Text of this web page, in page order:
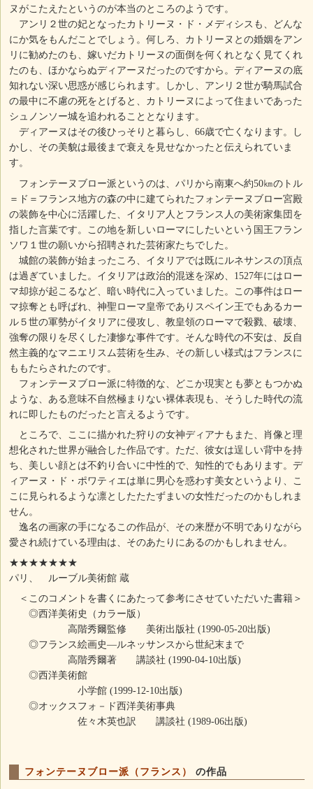
ヌがこたえたというのが本当のところのようです。
アンリ２世の妃となったカトリーヌ・ド・メディシスも、どんな
にか気をもんだことでしょう。何しろ、カトリーヌとの婚姻をアン
リに勧めたのも、嫁いだカトリーヌの面倒を何くれとなく見てくれ
たのも、ほかならぬディアーヌだったのですから。ディアーヌの底
知れない深い思惑が感じられます。しかし、アンリ２世が騎馬試合
の最中に不慮の死をとげると、カトリーヌによって住まいであった
シュノンソー城を追われることとなります。
ディアーヌはその後ひっそりと暮らし、66歳で亡くなります。し
かし、その美貌は最後まで衰えを見せなかったと伝えられていま
す。
フォンテーヌブロー派というのは、パリから南東へ約50㎞のトル
＝ド＝フランス地方の森の中に建てられたフォンテーヌブロー宮殿
の装飾を中心に活躍した、イタリア人とフランス人の美術家集団を
指した言葉です。この地を新しいローマにしたいという国王フラン
ソワ１世の願いから招聘された芸術家たちでした。
城館の装飾が始まったころ、イタリアでは既にルネサンスの頂点
は過ぎていました。イタリアは政治的混迷を深め、1527年にはロー
マ却掠が起こるなど、暗い時代に入っていました。この事件はロー
マ掠奪とも呼ばれ、神聖ローマ皇帝でありスペイン王でもあるカー
ル５世の軍勢がイタリアに侵攻し、教皇領のローマで殺戮、破壊、
強奪の限りを尽くした凄惨な事件です。そんな時代の不安は、反自
然主義的なマニエリスム芸術を生み、その新しい様式はフランスに
ももたらされたのです。
フォンテーヌブロー派に特徴的な、どこか現実とも夢ともつかぬ
ような、ある意味不自然極まりない裸体表現も、そうした時代の流
れに即したものだったと言えるようです。
ところで、ここに描かれた狩りの女神ディアナもまた、肖像と理
想化された世界が融合した作品です。ただ、彼女は逞しい背中を持
ち、美しい顔とは不釣り合いに中性的で、知性的でもあります。デ
ィアーヌ・ド・ポワティエは単に男心を惑わす美女というより、こ
こに見られるような凛としたたたずまいの女性だったのかもしれま
せん。
逸名の画家の手になるこの作品が、その来歴が不明でありながら
愛され続けている理由は、そのあたりにあるのかもしれません。
★★★★★★★
パリ、 ルーブル美術館 蔵
＜このコメントを書くにあたって参考にさせていただいた書籍＞
◎西洋美術史（カラー版）
高階秀爾監修 美術出版社 (1990-05-20出版)
◎フランス絵画史―ルネッサンスから世紀末まで
高階秀爾著 講談社 (1990-04-10出版)
◎西洋美術館
小学館 (1999-12-10出版)
◎オックスフォ－ド西洋美術事典
佐々木英也訳 講談社 (1989-06出版)
フォンテーヌブロー派（フランス） の作品